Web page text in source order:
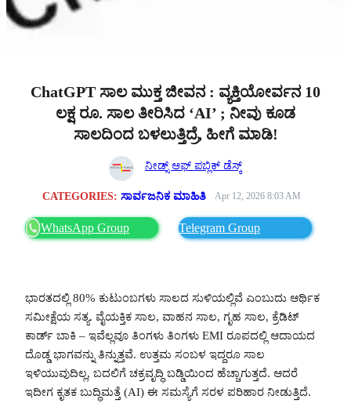
ChatGPT ಸಾಲ ಮುಕ್ತ ಜೀವನ : ವ್ಯಕ್ತಿಯೋರ್ವನ 10
ಲಕ್ಷ ರೂ. ಸಾಲ ತೀರಿಸಿದ ‘AI’ ; ನೀವು ಕೂಡ
ಸಾಲದಿಂದ ಬಳಲುತ್ತಿದ್ರೆ, ಹೀಗೆ ಮಾಡಿ!
ನೀಡ್ಸ್ ಆಫ್ ಪಬ್ಲಿಕ್ ಡೆಸ್ಕ್
CATEGORIES: ಸಾರ್ವಜನಿಕ ಮಾಹಿತಿ Apr 12, 2026 8:03 AM
WhatsApp Group Telegram Group
ಭಾರತದಲ್ಲಿ 80% ಕುಟುಂಬಗಳು ಸಾಲದ ಸುಳಿಯಲ್ಲಿವೆ ಎಂಬುದು ಆರ್ಥಿಕ
ಸಮೀಕ್ಷೆಯ ಸತ್ಯ. ವೈಯಕ್ತಿಕ ಸಾಲ, ವಾಹನ ಸಾಲ, ಗೃಹ ಸಾಲ, ಕ್ರೆಡಿಟ್
ಕಾರ್ಡ್ ಬಾಕಿ – ಇವೆಲ್ಲವೂ ತಿಂಗಳು ತಿಂಗಳು EMI ರೂಪದಲ್ಲಿ ಆದಾಯದ
ದೊಡ್ಡ ಭಾಗವನ್ನು ತಿನ್ನುತ್ತವೆ. ಉತ್ತಮ ಸಂಬಳ ಇದ್ದರೂ ಸಾಲ
ಇಳಿಯುವುದಿಲ್ಲ, ಬದಲಿಗೆ ಚಕ್ರವೃದ್ಧಿ ಬಡ್ಡಿಯಿಂದ ಹೆಚ್ಚಾಗುತ್ತದೆ. ಆದರೆ
ಇದೀಗ ಕೃತಕ ಬುದ್ಧಿಮತ್ತೆ (AI) ಈ ಸಮಸ್ಯೆಗೆ ಸರಳ ಪರಿಹಾರ ನೀಡುತ್ತಿದೆ.